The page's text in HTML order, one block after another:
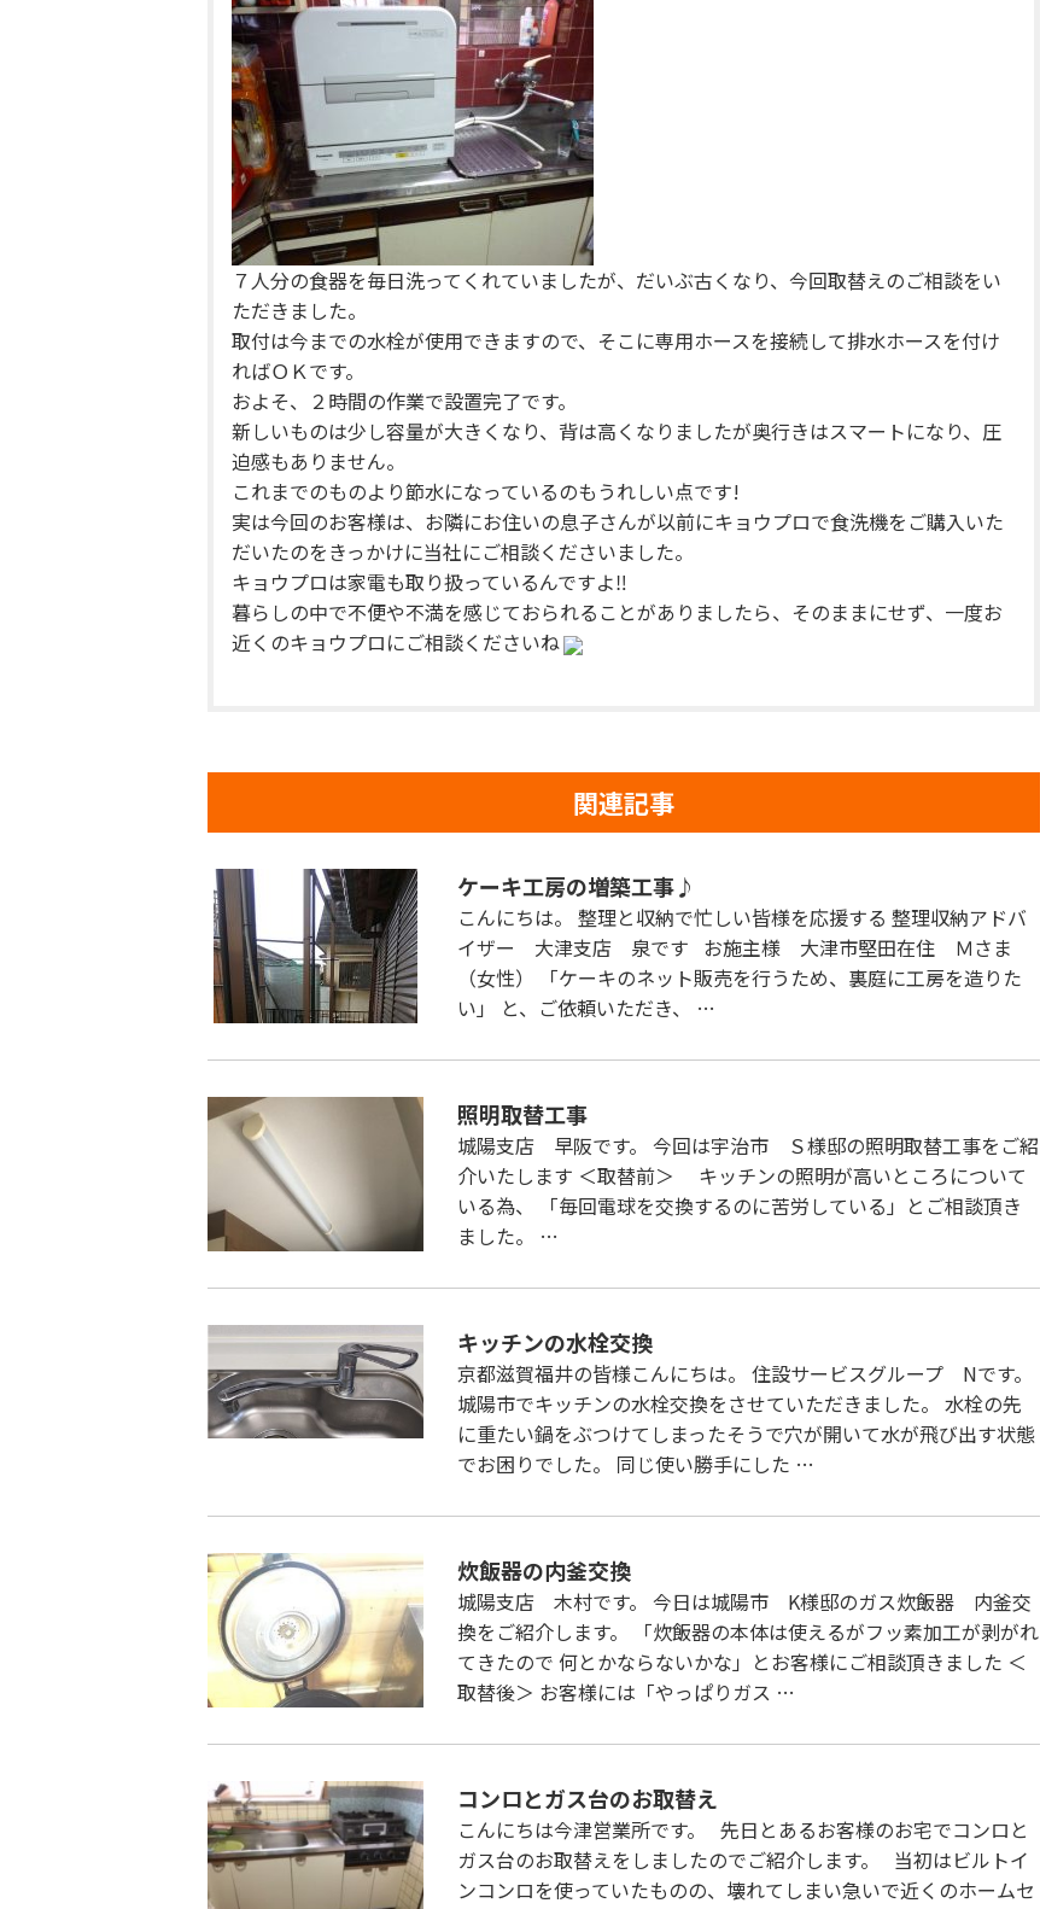
７人分の食器を毎日洗ってくれていましたが、だいぶ古くなり、今回取替えのご相談をい
ただきました。
取付は今までの水栓が使用できますので、そこに専用ホースを接続して排水ホースを付け
ればＯＫです。
およそ、２時間の作業で設置完了です。
新しいものは少し容量が大きくなり、背は高くなりましたが奥行きはスマートになり、圧
迫感もありません。
これまでのものより節水になっているのもうれしい点です!
実は今回のお客様は、お隣にお住いの息子さんが以前にキョウプロで食洗機をご購入いた
だいたのをきっかけに当社にご相談くださいました。
キョウプロは家電も取り扱っているんですよ‼
暮らしの中で不便や不満を感じておられることがありましたら、そのままにせず、一度お
近くのキョウプロにご相談くださいね
関連記事
ケーキ工房の増築工事♪
こんにちは。 整理と収納で忙しい皆様を応援する 整理収納アドバ
イザー 大津支店 泉です お施主様 大津市堅田在住 Ｍさま
（女性） 「ケーキのネット販売を行うため、裏庭に工房を造りた
い」 と、ご依頼いただき、 …
照明取替工事
城陽支店 早阪です。 今回は宇治市 Ｓ様邸の照明取替工事をご紹
介いたします ＜取替前＞ キッチンの照明が高いところについて
いる為、 「毎回電球を交換するのに苦労している」とご相談頂き
ました。 …
キッチンの水栓交換
京都滋賀福井の皆様こんにちは。 住設サービスグループ Nです。
城陽市でキッチンの水栓交換をさせていただきました。 水栓の先
に重たい鍋をぶつけてしまったそうで穴が開いて水が飛び出す状態
でお困りでした。 同じ使い勝手にした …
炊飯器の内釜交換
城陽支店 木村です。 今日は城陽市 K様邸のガス炊飯器 内釜交
換をご紹介します。 「炊飯器の本体は使えるがフッ素加工が剥がれ
てきたので 何とかならないかな」とお客様にご相談頂きました ＜
取替後＞ お客様には「やっぱりガス …
コンロとガス台のお取替え
こんにちは今津営業所です。 先日とあるお客様のお宅でコンロと
ガス台のお取替えをしましたのでご紹介します。 当初はビルトイ
ンコンロを使っていたものの、壊れてしまい急いで近くのホームセ